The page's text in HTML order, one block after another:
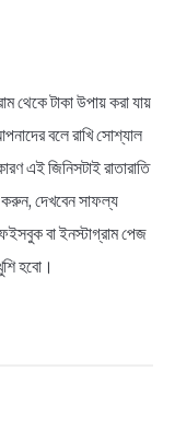
থেকে টাকা উপায় করা যায়
বলে রাখি সোশ্যাল
এই জিনিসটাই রাতারাতি
দেখবেন সাফল্য
বা ইনস্টাগ্রাম পেজ
হবো।